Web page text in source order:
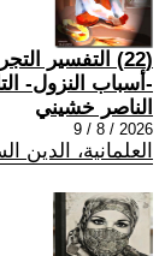
(22) التفسير
-أسباب النزول-
الناصر خشيني
2026 / 8 / 9
العلمانية، الدين